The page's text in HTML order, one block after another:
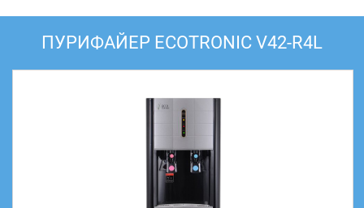
ПУРИФАЙЕР ECOTRONIC V42-R4L